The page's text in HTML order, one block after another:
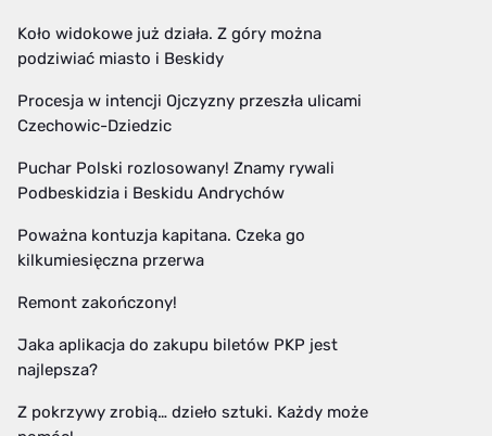
Koło widokowe już działa. Z góry można
podziwiać miasto i Beskidy
Procesja w intencji Ojczyzny przeszła ulicami
Czechowic-Dziedzic
Puchar Polski rozlosowany! Znamy rywali
Podbeskidzia i Beskidu Andrychów
Poważna kontuzja kapitana. Czeka go
kilkumiesięczna przerwa
Remont zakończony!
Jaka aplikacja do zakupu biletów PKP jest
najlepsza?
Z pokrzywy zrobią… dzieło sztuki. Każdy może